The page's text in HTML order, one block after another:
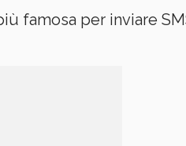
famosa per inviare